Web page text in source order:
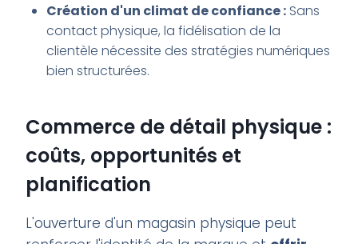
Création d'un climat de confiance :Sans
contact physique, la fidélisation de la
clientèle nécessite des stratégies numériques
bien structurées.
Commerce de détail physique :
coûts, opportunités et
planification
L'ouverture d'un magasin physique peut